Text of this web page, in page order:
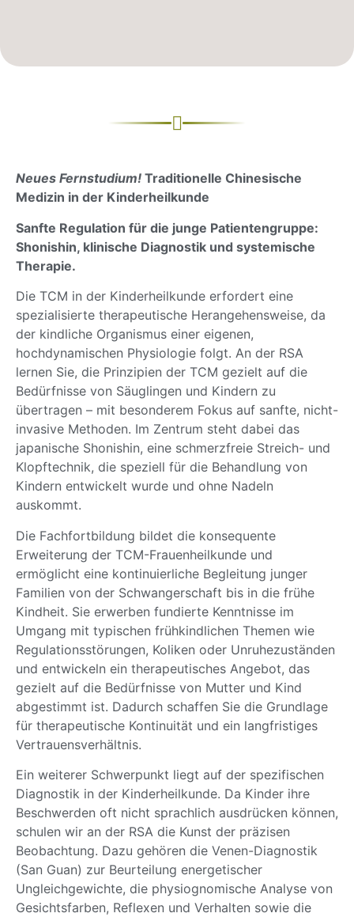
Neues Fernstudium! Traditionelle Chinesische
Medizin in der Kinderheilkunde
Sanfte Regulation für die junge Patientengruppe:
Shonishin, klinische Diagnostik und systemische
Therapie.
Die TCM in der Kinderheilkunde erfordert eine
spezialisierte therapeutische Herangehensweise, da
der kindliche Organismus einer eigenen,
hochdynamischen Physiologie folgt. An der RSA
lernen Sie, die Prinzipien der TCM gezielt auf die
Bedürfnisse von Säuglingen und Kindern zu
übertragen – mit besonderem Fokus auf sanfte, nicht-
invasive Methoden. Im Zentrum steht dabei das
japanische Shonishin, eine schmerzfreie Streich- und
Klopftechnik, die speziell für die Behandlung von
Kindern entwickelt wurde und ohne Nadeln
auskommt.
Die Fachfortbildung bildet die konsequente
Erweiterung der TCM-Frauenheilkunde und
ermöglicht eine kontinuierliche Begleitung junger
Familien von der Schwangerschaft bis in die frühe
Kindheit. Sie erwerben fundierte Kenntnisse im
Umgang mit typischen frühkindlichen Themen wie
Regulationsstörungen, Koliken oder Unruhezuständen
und entwickeln ein therapeutisches Angebot, das
gezielt auf die Bedürfnisse von Mutter und Kind
abgestimmt ist. Dadurch schaffen Sie die Grundlage
für therapeutische Kontinuität und ein langfristiges
Vertrauensverhältnis.
Ein weiterer Schwerpunkt liegt auf der spezifischen
Diagnostik in der Kinderheilkunde. Da Kinder ihre
Beschwerden oft nicht sprachlich ausdrücken können,
schulen wir an der RSA die Kunst der präzisen
Beobachtung. Dazu gehören die Venen-Diagnostik
(San Guan) zur Beurteilung energetischer
Ungleichgewichte, die physiognomische Analyse von
Gesichtsfarben, Reflexen und Verhalten sowie die